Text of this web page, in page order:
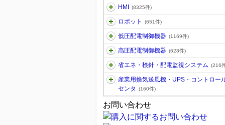
HMI (8325件)
ロボット (651件)
低圧配電制御機器 (1169件)
高圧配電制御機器 (628件)
省エネ・検針・配電監視システム (216
産業用換気送風機・UPS・コントロー
センタ
(160件)
お問い合わせ